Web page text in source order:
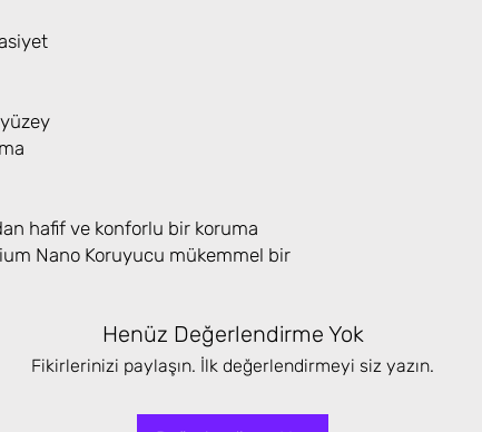
hafif ve konforlu bir koruma
Nano Koruyucu mükemmel bir
Henüz Değerlendirme Yok
Fikirlerinizi paylaşın. İlk değerlendirmeyi siz yazın.